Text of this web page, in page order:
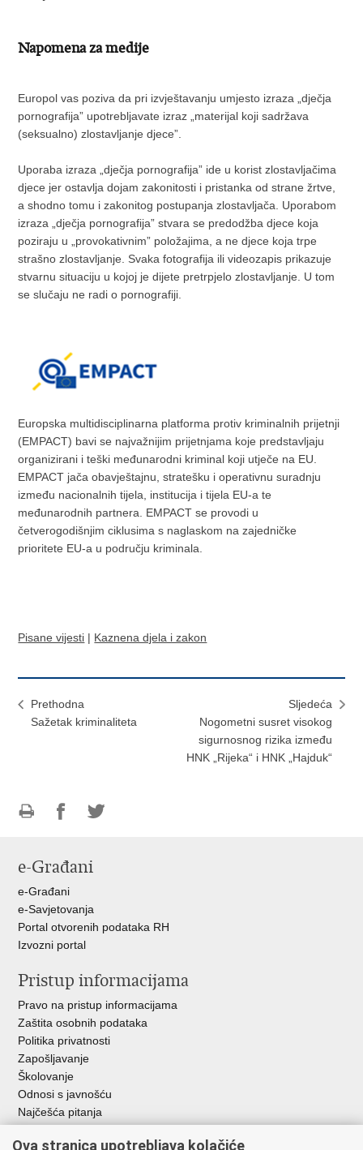
Napomena za medije
Europol vas poziva da pri izvještavanju umjesto izraza „dječja
pornografija” upotrebljavate izraz „materijal koji sadržava
(seksualno) zlostavljanje djece”.
Uporaba izraza „dječja pornografija” ide u korist zlostavljačima
djece jer ostavlja dojam zakonitosti i pristanka od strane žrtve,
a shodno tomu i zakonitog postupanja zlostavljača. Uporabom
izraza „dječja pornografija” stvara se predodžba djece koja
poziraju u „provokativnim” položajima, a ne djece koja trpe
strašno zlostavljanje. Svaka fotografija ili videozapis prikazuje
stvarnu situaciju u kojoj je dijete pretrpjelo zlostavljanje. U tom
se slučaju ne radi o pornografiji.
Europska multidisciplinarna platforma protiv kriminalnih prijetnji
(EMPACT) bavi se najvažnijim prijetnjama koje predstavljaju
organizirani i teški međunarodni kriminal koji utječe na EU.
EMPACT jača obavještajnu, stratešku i operativnu suradnju
između nacionalnih tijela, institucija i tijela EU-a te
međunarodnih partnera. EMPACT se provodi u
četverogodišnjim ciklusima s naglaskom na zajedničke
prioritete EU-a u području kriminala.
Pisane vijesti | Kaznena djela i zakon
Prethodna
Sažetak kriminaliteta
Sljedeća
Nogometni susret visokog
sigurnosnog rizika između
HNK „Rijeka“ i HNK „Hajduk“
FacebookuTwitteru
e-Građani
e-Građani
e-Savjetovanja
Portal otvorenih podataka RH
Izvozni portal
Pristup informacijama
Pravo na pristup informacijama
Zaštita osobnih podataka
Politika privatnosti
Zapošljavanje
Školovanje
Odnosi s javnošću
Najčešća pitanja
Ova stranica upotrebljava kolačiće